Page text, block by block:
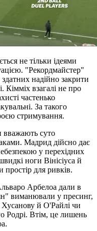
не тільки ідеями
"Рекордмайстер"
здатних надійно закрити
Кімміх взагалі не про
частенько
За такого
стримування.
вважають суто
Мадрид дійсно дає
у перехідних
ноги Вінісіуса й
простір для ривків.
Арбелоа дали в
виманювали у пресинг,
й О'Райлі чи
Родрі. Втім, це лишень